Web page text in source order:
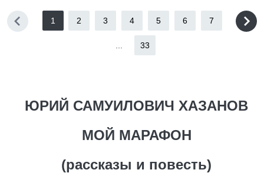
1 2 3 4 5 6 7
33
ЮРИЙ САМУИЛОВИЧ ХАЗАНОВ
МОЙ МАРАФОН
(рассказы и повесть)